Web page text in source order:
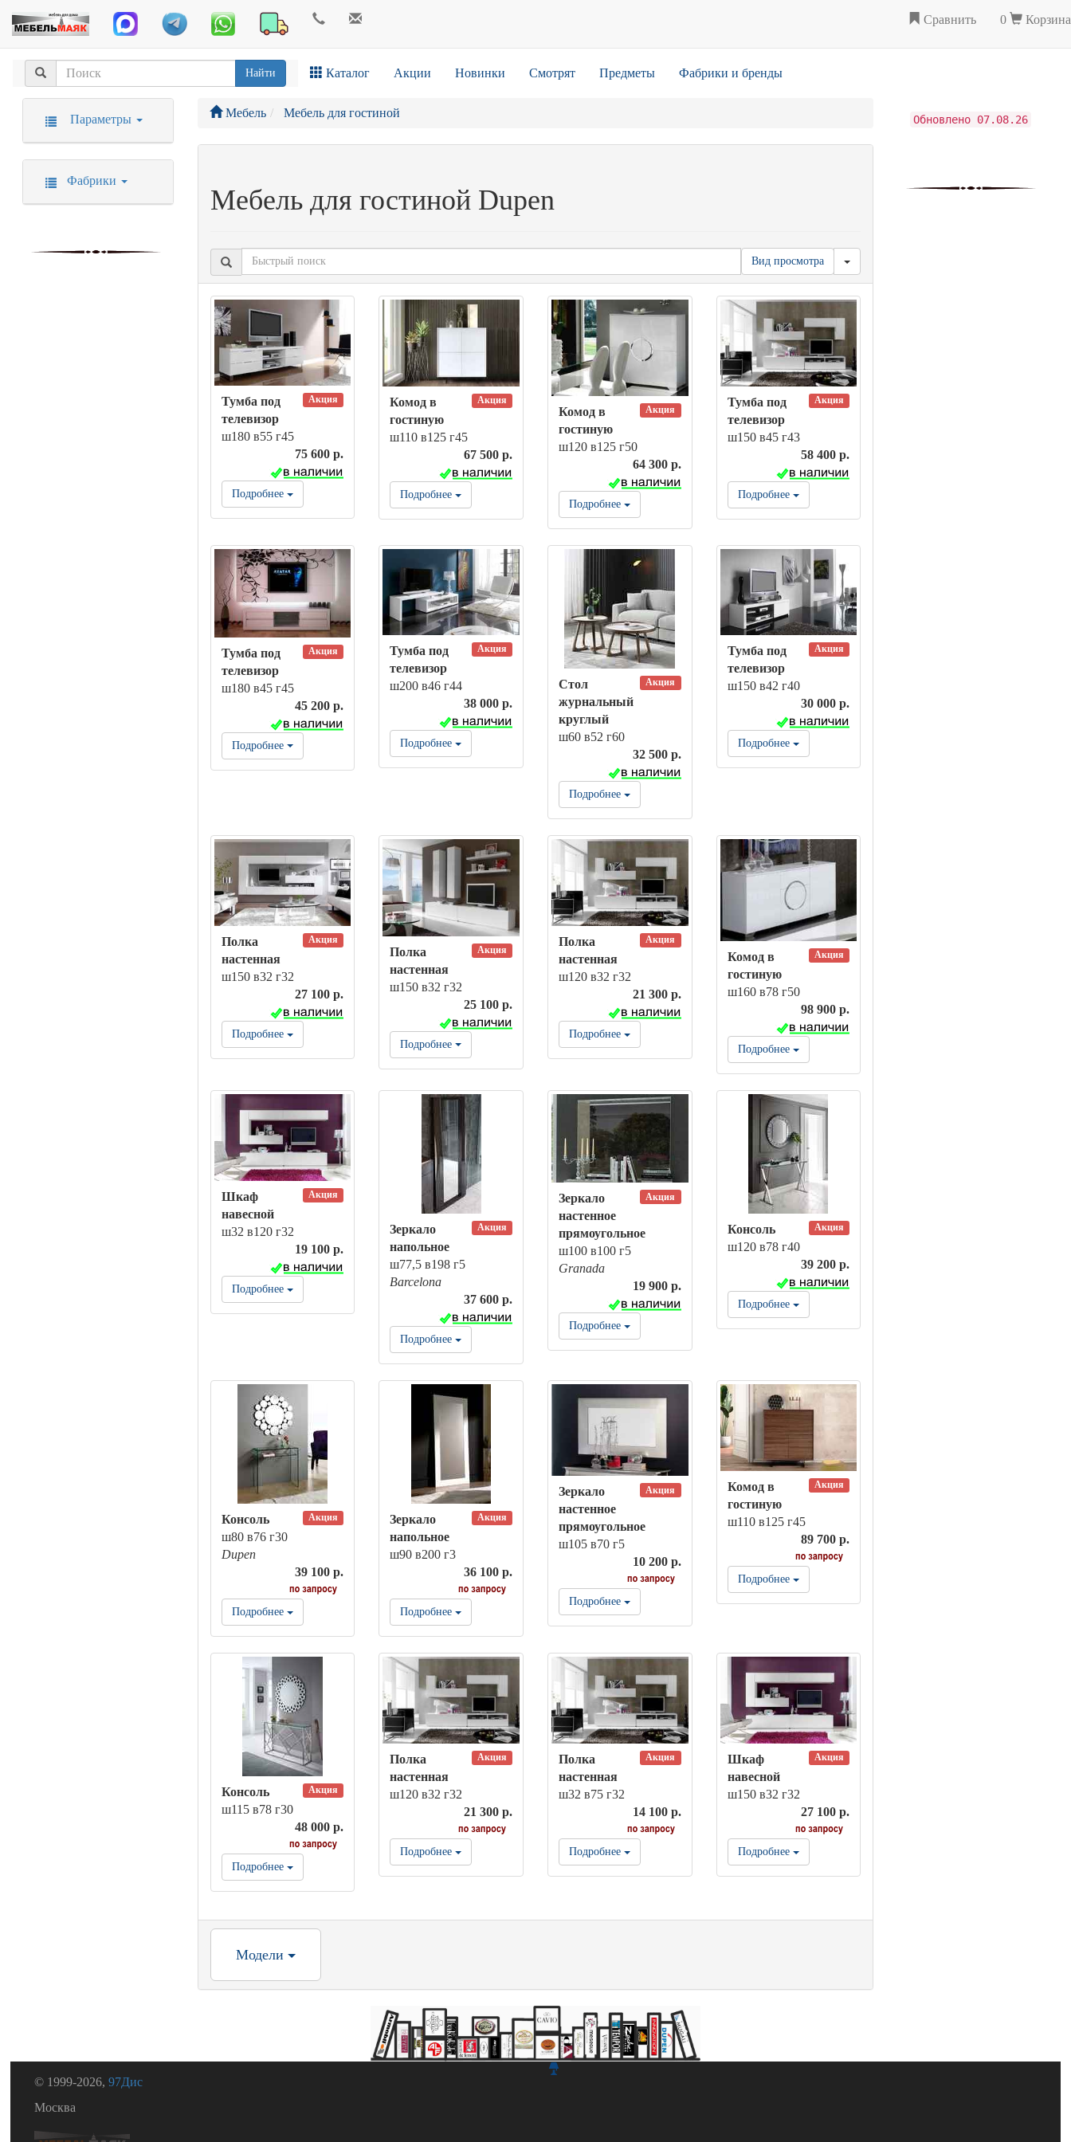
Сравнить 0 Корзина
Найти Каталог Акции Новинки Смотрят Предметы Фабрики и бренды
Мебель Мебель для гостиной
Мебель для гостиной Dupen
Вид просмотра
Акция
Тумба под
телевизор
ш180 в55 г45
75 600 р.
Подробнее
Акция
Комод в
гостиную
ш110 в125 г45
67 500 р.
Подробнее
Акция
Комод в
гостиную
ш120 в125 г50
64 300 р.
Подробнее
Акция
Тумба под
телевизор
ш150 в45 г43
58 400 р.
Подробнее
Акция
Тумба под
телевизор
ш180 в45 г45
45 200 р.
Подробнее
Акция
Тумба под
телевизор
ш200 в46 г44
38 000 р.
Подробнее
Акция
Стол
журнальный
круглый
ш60 в52 г60
32 500 р.
Подробнее
Акция
Тумба под
телевизор
ш150 в42 г40
30 000 р.
Подробнее
Акция
Полка
настенная
ш150 в32 г32
27 100 р.
Подробнее
Акция
Полка
настенная
ш150 в32 г32
25 100 р.
Подробнее
Акция
Полка
настенная
ш120 в32 г32
21 300 р.
Подробнее
Акция
Комод в
гостиную
ш160 в78 г50
98 900 р.
Подробнее
Акция
Шкаф
навесной
ш32 в120 г32
19 100 р.
Подробнее
Акция
Зеркало
напольное
ш77,5 в198 г5
Barcelona
37 600 р.
Подробнее
Акция
Зеркало
настенное
прямоугольное
ш100 в100 г5
Granada
19 900 р.
Подробнее
Акция
Консоль
ш120 в78 г40
39 200 р.
Подробнее
Акция
Консоль
ш80 в76 г30
Dupen
39 100 р.
Подробнее
Акция
Зеркало
напольное
ш90 в200 г3
36 100 р.
Подробнее
Акция
Зеркало
настенное
прямоугольное
ш105 в70 г5
10 200 р.
Подробнее
Акция
Комод в
гостиную
ш110 в125 г45
89 700 р.
Подробнее
Акция
Консоль
ш115 в78 г30
48 000 р.
Подробнее
Акция
Полка
настенная
ш120 в32 г32
21 300 р.
Подробнее
Акция
Полка
настенная
ш32 в75 г32
14 100 р.
Подробнее
Акция
Шкаф
навесной
ш150 в32 г32
27 100 р.
Подробнее
Модели
Параметры
Фабрики
Обновлено 07.08.26
© 1999-2026,97Дис
Москва